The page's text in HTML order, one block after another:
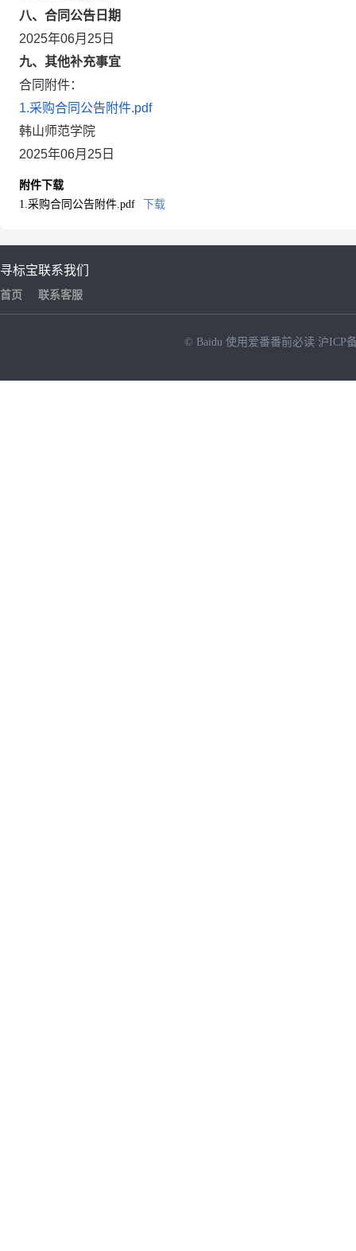
八、合同公告日期
2025年06月25日
九、其他补充事宜
合同附件：
1.采购合同公告附件.pdf
韩山师范学院
2025年06月25日
附件下载
1.采购合同公告附件.pdf
下载
寻标宝
首页
联系我们
联系客服
© Baidu 使用爱番番前必读 沪ICP